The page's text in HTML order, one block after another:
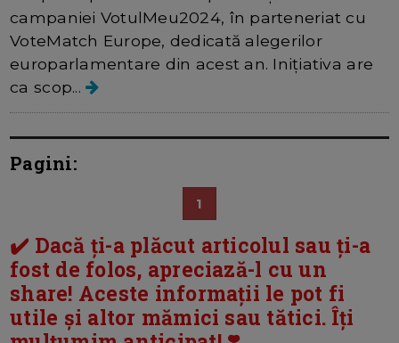
campaniei VotulMeu2024, în parteneriat cu
VoteMatch Europe, dedicată alegerilor
europarlamentare din acest an. Inițiativa are
ca scop...
Pagini:
1
✔️ Dacă ți-a plăcut articolul sau ți-a
fost de folos, apreciază-l cu un
share! Aceste informații le pot fi
utile și altor mămici sau tătici. Îți